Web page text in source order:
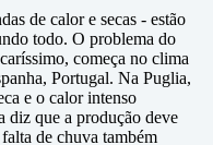
de calor e secas - estão
todo. O problema do
começa no clima
Portugal. Na Puglia,
e o calor intenso
diz que a produção deve
de chuva também